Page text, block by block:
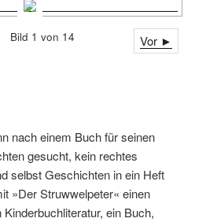
Vor ►
Bild 1 von 14
nach einem Buch für seinen
gesucht, kein rechtes
selbst Geschichten in ein Heft
»Der Struwwelpeter« einen
ein Buch,